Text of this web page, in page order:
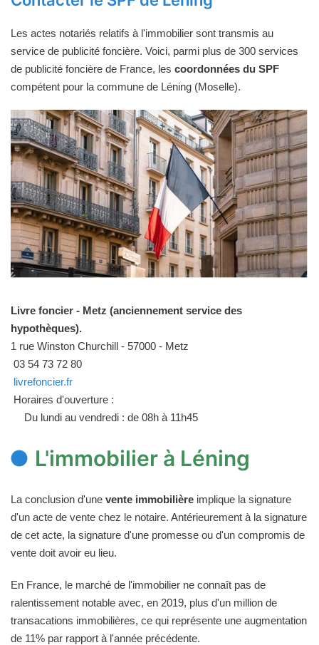
Les actes notariés relatifs à l'immobilier sont transmis au
service de publicité foncière. Voici, parmi plus de 300 services
de publicité foncière de France, les coordonnées du SPF
compétent pour la commune de Léning (Moselle).
Livre foncier - Metz (anciennement service des
hypothèques).
1 rue Winston Churchill - 57000 - Metz
03 54 73 72 80
livrefoncier.fr
Horaires d'ouverture :
Du lundi au vendredi : de 08h à 11h45
L'immobilier à Léning
La conclusion d'une vente immobilière implique la signature
d'un acte de vente chez le notaire. Antérieurement à la signature
de cet acte, la signature d'une promesse ou d'un compromis de
vente doit avoir eu lieu.
En France, le marché de l'immobilier ne connaît pas de
ralentissement notable avec, en 2019, plus d'un million de
transacations immobilières, ce qui représente une augmentation
de 11% par rapport à l'année précédente.